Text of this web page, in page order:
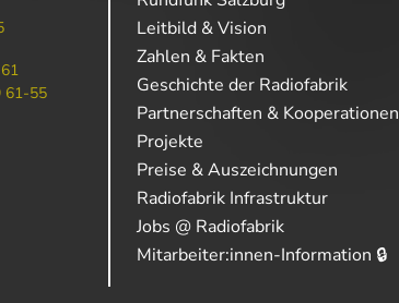
61-55
Leitbild & Vision
Zahlen & Fakten
Geschichte der Radiofabrik
Partnerschaften & Kooperationen
Projekte
Preise & Auszeichnungen
Radiofabrik Infrastruktur
Jobs @ Radiofabrik
Mitarbeiter:innen-Information 🔒